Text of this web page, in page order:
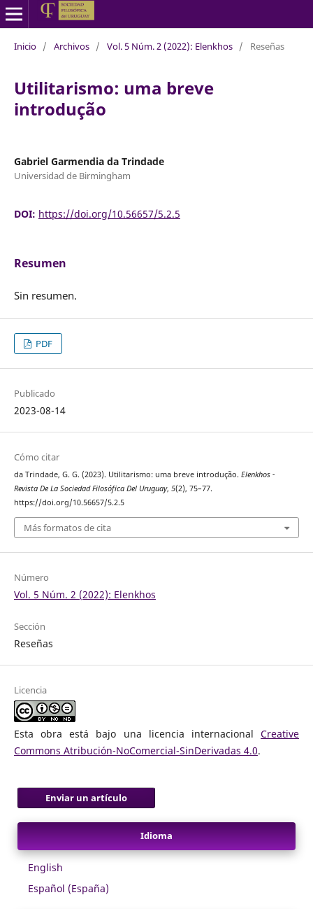
Inicio / Archivos / Vol. 5 Núm. 2 (2022): Elenkhos / Reseñas
Utilitarismo: uma breve
introdução
Gabriel Garmendia da Trindade
Universidad de Birmingham
DOI: https://doi.org/10.56657/5.2.5
Resumen
Sin resumen.
PDF
Publicado
2023-08-14
Cómo citar
da Trindade, G. G. (2023). Utilitarismo: uma breve introdução. Elenkhos -
Revista De La Sociedad Filosófica Del Uruguay, 5(2), 75–77.
https://doi.org/10.56657/5.2.5
Más formatos de cita
Número
Vol. 5 Núm. 2 (2022): Elenkhos
Sección
Reseñas
Licencia
Esta obra está bajo una licencia internacionalCreative
Commons Atribución-NoComercial-SinDerivadas 4.0.
Enviar un artículo
Idioma
English
Español (España)